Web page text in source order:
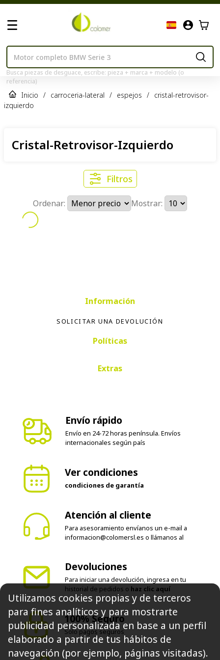
Busca piezas de desguace, escribe: pieza + marca + modelo (o
referencia)
Inicio / carroceria-lateral / espejos / cristal-retrovisor-
izquierdo
Cristal-Retrovisor-Izquierdo
Filtros
Ordenar: Mostrar:
Información
SOLICITAR UNA DEVOLUCIÓN
Políticas
Extras
Envío rápido
Envío en 24-72 horas península. Envíos
internacionales según país
Ver condiciones
condiciones de garantía
Atención al cliente
Para asesoramiento envíanos un e-mail a
informacion@colomersl.es o llámanos al
Devoluciones
Para iniciar una devolución, ingresa en tu
historial de pedidos o haz clic aquí
100% Seguro
Solo pagos seguros
Utilizamos cookies propias y de terceros
para fines analíticos y para mostrarte
publicidad personalizada en base a un perfil
elaborado a partir de tus hábitos de
navegación (por ejemplo, páginas visitadas).